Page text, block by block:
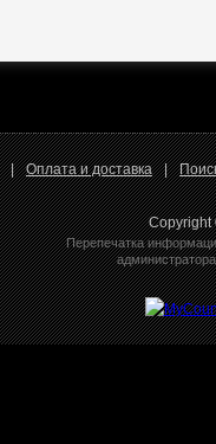
| Оплата и доставка |
Copyright
Перепечатка